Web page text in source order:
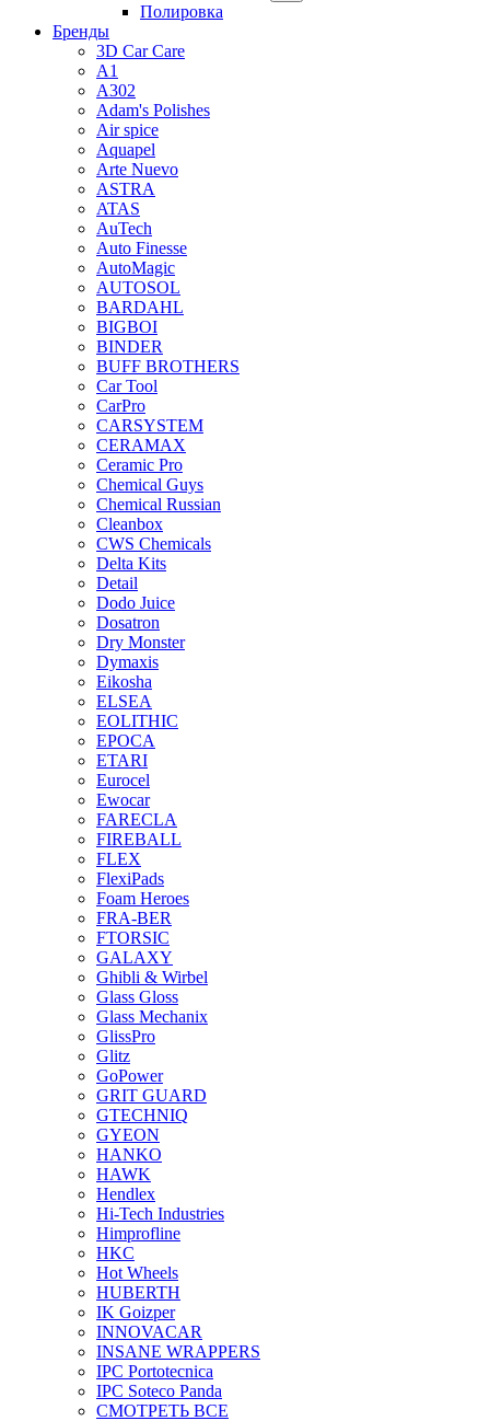
Полировка
Бренды
3D Car Care
A1
A302
Adam's Polishes
Air spice
Aquapel
Arte Nuevo
ASTRA
ATAS
AuTech
Auto Finesse
AutoMagic
AUTOSOL
BARDAHL
BIGBOI
BINDER
BUFF BROTHERS
Car Tool
CarPro
CARSYSTEM
CERAMAX
Ceramic Pro
Chemical Guys
Chemical Russian
Cleanbox
CWS Chemicals
Delta Kits
Detail
Dodo Juice
Dosatron
Dry Monster
Dymaxis
Eikosha
ELSEA
EOLITHIC
EPOCA
ETARI
Eurocel
Ewocar
FARECLA
FIREBALL
FLEX
FlexiPads
Foam Heroes
FRA-BER
FTORSIC
GALAXY
Ghibli & Wirbel
Glass Gloss
Glass Mechanix
GlissPro
Glitz
GoPower
GRIT GUARD
GTECHNIQ
GYEON
HANKO
HAWK
Hendlex
Hi-Tech Industries
Himprofline
HKC
Hot Wheels
HUBERTH
IK Goizper
INNOVACAR
INSANE WRAPPERS
IPC Portotecnica
IPC Soteco Panda
СМОТРЕТЬ ВСЕ